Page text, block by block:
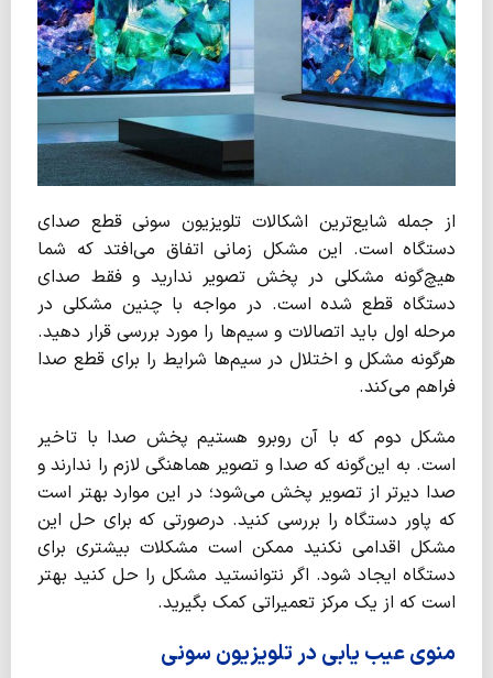
از جمله شایع‌ترین اشکالات تلویزیون سونی قطع صدای
دستگاه است. این مشکل زمانی اتفاق می‌افتد که شما
هیچ‌گونه مشکلی در پخش تصویر ندارید و فقط صدای
دستگاه قطع شده است. در مواجه با چنین مشکلی در
مرحله اول باید اتصالات و سیم‌ها را مورد بررسی قرار دهید.
هرگونه مشکل و اختلال در سیم‌ها شرایط را برای قطع صدا
فراهم می‌کند.
مشکل دوم که با آن روبرو هستیم پخش صدا با تاخیر
است. به این‌گونه که صدا و تصویر هماهنگی لازم را ندارند و
صدا دیرتر از تصویر پخش می‌شود؛ در این موارد بهتر است
که پاور دستگاه را بررسی کنید. درصورتی که برای حل این
مشکل اقدامی نکنید ممکن است مشکلات بیشتری برای
دستگاه ایجاد شود. اگر نتوانستید مشکل را حل کنید بهتر
است که از یک مرکز تعمیراتی کمک بگیرید.
منوی عیب یابی در تلویزیون سونی